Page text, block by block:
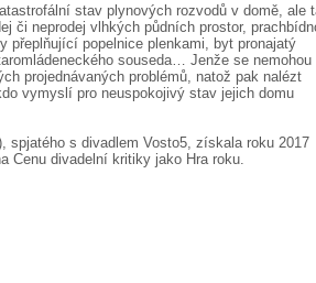
stav plynových rozvodů v domě, ale
či neprodej vlhkých půdních prostor,
přeplňující popelnice plenkami, byt pronajatý
souseda… Jenže se nemohou
projednávaných problémů, natož pak nalézt
vymyslí pro neuspokojivý stav jejich domu
spjatého s divadlem Vosto5, získala roku 2017
Cenu divadelní kritiky jako Hra roku.